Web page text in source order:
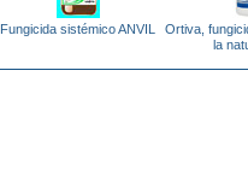
Fungicida sistémico ANVIL
Ortiva,
la